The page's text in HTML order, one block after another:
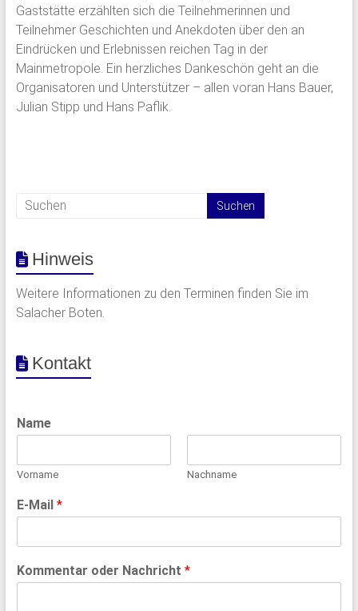
Gaststätte erzählten sich die Teilnehmerinnen und
Teilnehmer Geschichten und Anekdoten über den an
Eindrücken und Erlebnissen reichen Tag in der
Mainmetropole. Ein herzliches Dankeschön geht an die
Organisatoren und Unterstützer – allen voran Hans Bauer,
Julian Stipp und Hans Paflik.
Hinweis
Weitere Informationen zu den Terminen finden Sie im
Salacher Boten.
Kontakt
Name
Vorname Nachname
E-Mail *
Kommentar oder Nachricht *